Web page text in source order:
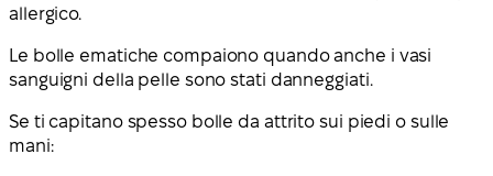
allergico.
Le bolle ematiche compaiono quando anche i vasi
sanguigni della pelle sono stati danneggiati.
Se ti capitano spesso bolle da attrito sui piedi o sulle
mani: